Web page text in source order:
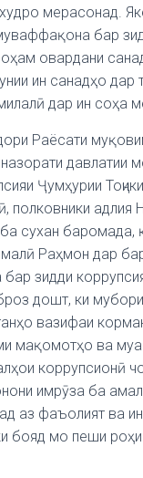
мерасонад.
бар
овардани
ин санадҳо дар
дар ин соҳа
Раёсати
давлатии
Ҷумҳурии
полковники адлия
сухан баромада,
Раҳмон дар
зидди
дошт, ки
вазифаи
мақомотҳо ва
коррупсионӣ
имрӯза ба
аз фаъолият ва ин
бояд мо пеши